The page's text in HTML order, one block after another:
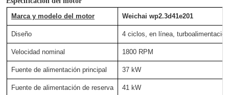
Marca y modelo del motor Weichai wp2.3d41e201
Diseño 4 ciclos, en línea, turboalimentación
Velocidad nominal 1800 RPM
Fuente de alimentación principal 37 kW
Fuente de alimentación de reserva 41 kW